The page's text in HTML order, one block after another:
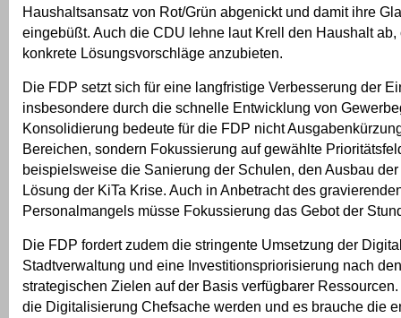
Haushaltsansatz von Rot/Grün abgenickt und damit ihre
eingebüßt. Auch die CDU lehne laut Krell den Haushalt ab,
konkrete Lösungsvorschläge anzubieten.
Die FDP setzt sich für eine langfristige Verbesserung der
insbesondere durch die schnelle Entwicklung von
Konsolidierung bedeute für die FDP nicht
Bereichen, sondern Fokussierung auf gewählte
beispielsweise die Sanierung der Schulen, den Ausbau
Lösung der KiTa Krise. Auch in Anbetracht des
Personalmangels müsse Fokussierung das Gebot der
Die FDP fordert zudem die stringente Umsetzung der
Stadtverwaltung und eine Investitionspriorisierung nach
strategischen Zielen auf der Basis verfügbarer
die Digitalisierung Chefsache werden und es brauche die